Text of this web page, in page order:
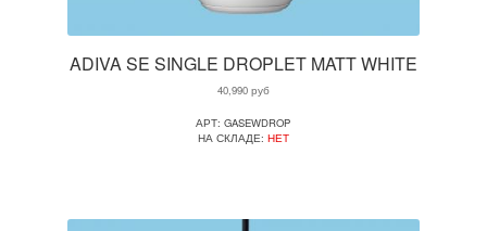
ADIVA SE SINGLE DROPLET MATT WHITE
40,990руб
АРТ: GASEWDROP
НА СКЛАДЕ: НЕТ